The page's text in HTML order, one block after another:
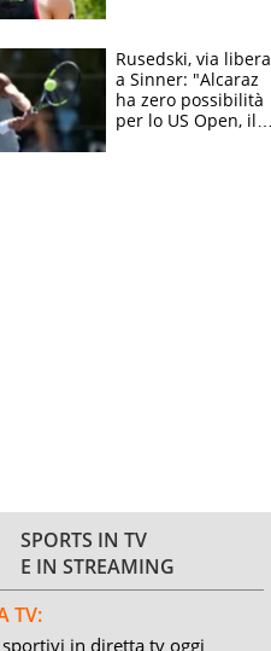
Rusedski, via libera
a Sinner: "Alcaraz
ha zero possibilità
per lo US Open, il
SPORTS IN TV
E IN STREAMING
TV:
sportivi in diretta tv oggi